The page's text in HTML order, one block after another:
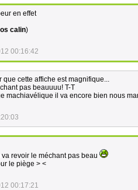
en effet
calin)
00:16:42
que cette affiche est magnifique...
pas beauuuu! T-T
machiavélique il va encore bien nous
revoir le méchant pas beau
le piège > <
00:17:21